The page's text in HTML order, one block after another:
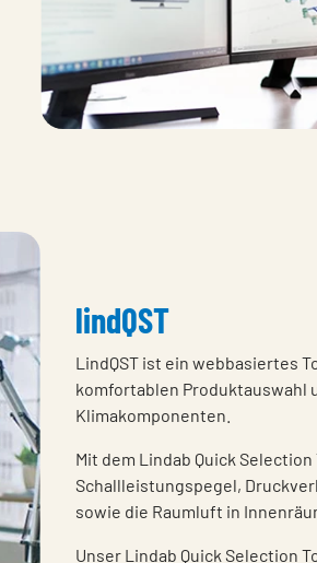
lindQST
LindQST ist ein webbasiertes
komfortablen Produktauswahl
Klimakomponenten.
Mit dem Lindab Quick
Schallleistungspegel,
sowie die Raumluft in
Unser Lindab Quick Selection